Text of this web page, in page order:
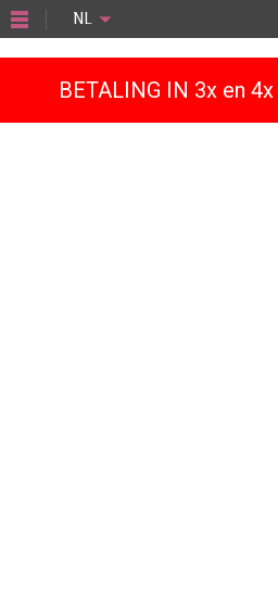
BETALING IN 3x en
NL